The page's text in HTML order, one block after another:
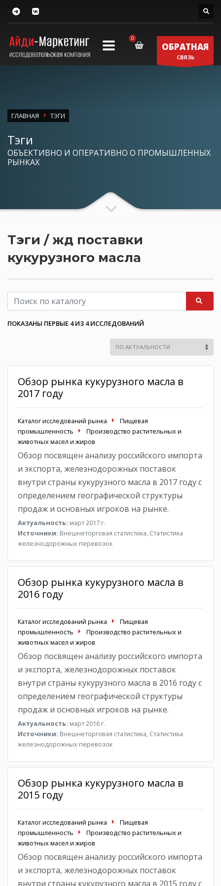
ОБРАТНАЯ
СВЯЗЬ
ГЛАВНАЯ ТЭГИ
Тэги
ОБЪЕКТИВНО И ОПЕРАТИВНО О ПРОМЫШЛЕННЫХ
РЫНКАХ
Тэги / жд поставки
кукурузного масла
ПОКАЗАНЫ ПЕРВЫЕ 4 ИЗ 4 ИССЛЕДОВАНИЙ
Обзор рынка кукурузного масла в
2017 году
Каталог исследований рынка
Пищевая
промышленность
Производство растительных и
животных масел и жиров
Обзор посвящен анализу российского импорта
и экспорта, железнодорожных поставок
внутри страны кукурузного масла в 2017 году с
определением географической структуры
продаж и основных игроков на рынке.
Актуальность: март 2017 г.
Источники: Внешнеторговая статистика, Статистика
железнодорожных перевозок
Обзор рынка кукурузного масла в
2016 году
Каталог исследований рынка
Пищевая
промышленность
Производство растительных и
животных масел и жиров
Обзор посвящен анализу российского импорта
и экспорта, железнодорожных поставок
внутри страны кукурузного масла в 2016 году с
определением географической структуры
продаж и основных игроков на рынке.
Актуальность: март 2016 г.
Источники: Внешнеторговая статистика, Статистика
железнодорожных перевозок
Обзор рынка кукурузного масла в
2015 году
Каталог исследований рынка
Пищевая
промышленность
Производство растительных и
животных масел и жиров
Обзор посвящен анализу российского импорта
и экспорта, железнодорожных поставок
внутри страны кукурузного масла в 2015 году с